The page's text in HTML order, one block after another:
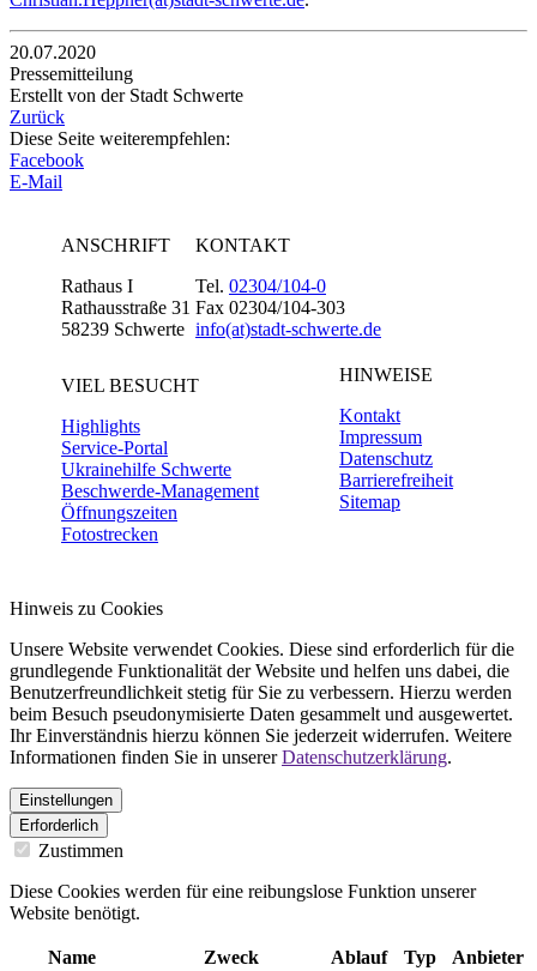
20.07.2020
Pressemitteilung
Erstellt von der Stadt Schwerte
Zurück
Diese Seite weiterempfehlen:
Facebook
E-Mail
ANSCHRIFT
Rathaus I
Rathausstraße 31
58239 Schwerte
KONTAKT
Tel. 02304/104-0
Fax 02304/104-303
info(at)stadt-schwerte.de
VIEL BESUCHT
Highlights
Service-Portal
Ukrainehilfe Schwerte
Beschwerde-Management
Öffnungszeiten
Fotostrecken
HINWEISE
Kontakt
Impressum
Datenschutz
Barrierefreiheit
Sitemap
Hinweis zu Cookies
Unsere Website verwendet Cookies. Diese sind erforderlich für die
grundlegende Funktionalität der Website und helfen uns dabei, die
Benutzerfreundlichkeit stetig für Sie zu verbessern. Hierzu werden
beim Besuch pseudonymisierte Daten gesammelt und ausgewertet.
Ihr Einverständnis hierzu können Sie jederzeit widerrufen. Weitere
Informationen finden Sie in unsererDatenschutzerklärung.
Einstellungen
Erforderlich
Zustimmen
Diese Cookies werden für eine reibungslose Funktion unserer
Website benötigt.
Name Zweck Ablauf Typ Anbieter